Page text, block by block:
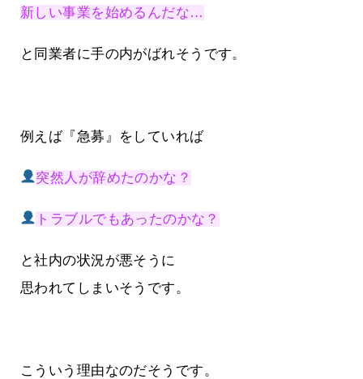
新しい事業を始めるんだな…
と同業者に手の内がばれそうです。
例えば『急募』をしていれば
突然人が辞めたのかな？
トラブルでもあったのかな？
と社内の状況が悪そうに
思われてしまいそうです。
こういう理由なのだそうです。